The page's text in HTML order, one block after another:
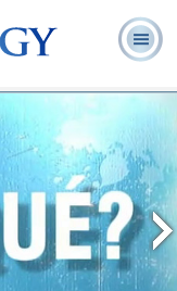
Preguntas
Frecuentes